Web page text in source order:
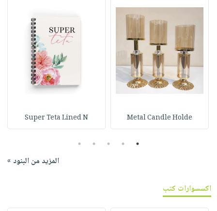
Metal Candle Holde
Super Teta Lined N
1
2
3
4
5
المزيد من البنود »
اكسسوارات كتب